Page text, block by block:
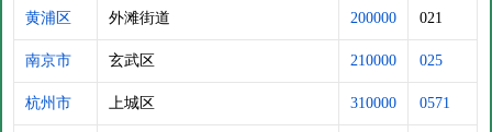
黄浦区 外滩街道 200000 021
南京市 玄武区 210000 025
杭州市 上城区 310000 0571